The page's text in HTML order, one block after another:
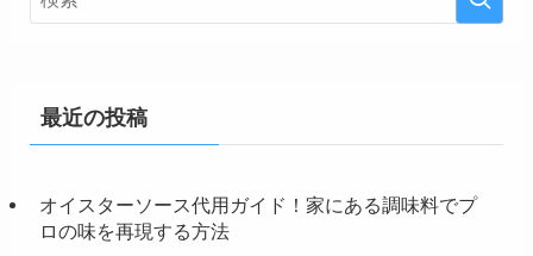
最近の投稿
オイスターソース代用ガイド！家にある調味料でプ
ロの味を再現する方法